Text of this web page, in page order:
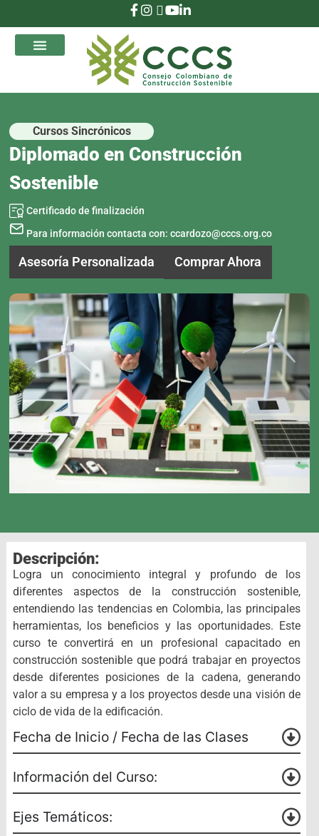
Cursos Sincrónicos
Diplomado en Construcción
Sostenible
Certificado de finalización
Para información contacta con: ccardozo@cccs.org.co
Asesoría Personalizada Comprar Ahora
Descripción:
Logra un conocimiento integral y profundo de los
diferentes aspectos de la construcción sostenible,
entendiendo las tendencias en Colombia, las principales
herramientas, los beneficios y las oportunidades. Este
curso te convertirá en un profesional capacitado en
construcción sostenible que podrá trabajar en proyectos
desde diferentes posiciones de la cadena, generando
valor a su empresa y a los proyectos desde una visión de
ciclo de vida de la edificación.
Fecha de Inicio / Fecha de las Clases
Información del Curso:
Ejes Temáticos: